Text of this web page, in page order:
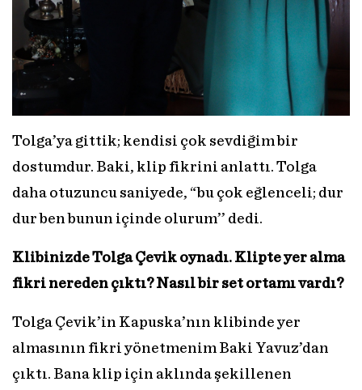
Tolga’ya gittik; kendisi çok sevdiğim bir
dostumdur. Baki, klip fikrini anlattı. Tolga
daha otuzuncu saniyede, “bu çok eğlenceli; dur
dur ben bunun içinde olurum’’ dedi.
Klibinizde Tolga Çevik oynadı. Klipte yer alma
fikri nereden çıktı? Nasıl bir set ortamı vardı?
Tolga Çevik’in Kapuska’nın klibinde yer
almasının fikri yönetmenim Baki Yavuz’dan
çıktı. Bana klip için aklında şekillenen